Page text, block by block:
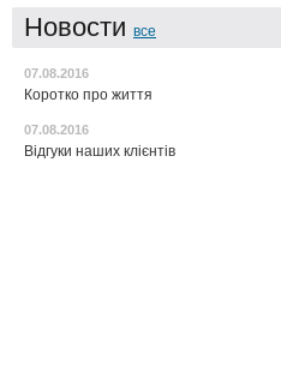
Новости все
07.08.2016
Коротко про життя
07.08.2016
Відгуки наших клієнтів